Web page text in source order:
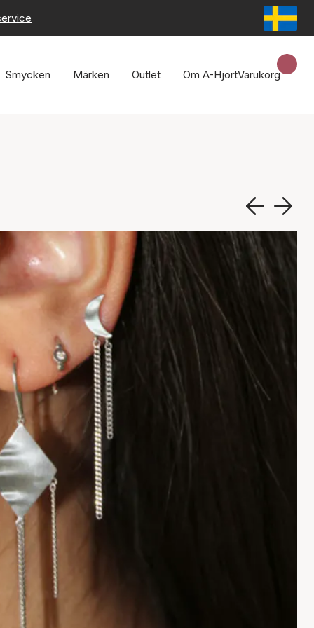
Smycken Märken Outlet Om A-HjortVarukorg